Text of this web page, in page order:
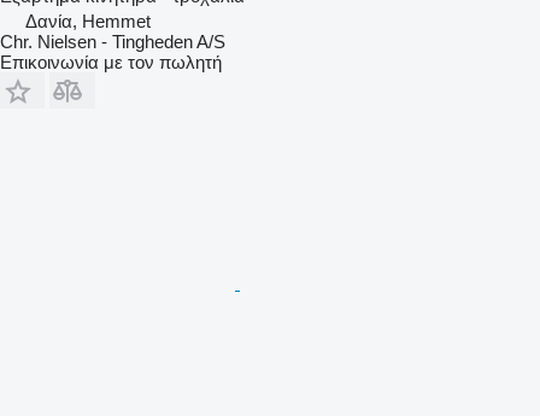
Δανία, Hemmet
Chr. Nielsen - Tingheden A/S
Επικοινωνία με τον πωλητή